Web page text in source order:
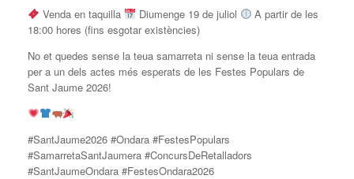
Venda en taquilla
Diumenge 19 de juliol
A partir de les
18:00 hores (fins esgotar existències)
No et quedes sense la teua samarreta ni sense la teua entrada
per a un dels actes més esperats de les Festes Populars de
Sant Jaume 2026!
#SantJaume2026 #Ondara #FestesPopulars
#SamarretaSantJaumera #ConcursDeRetalladors
#SantJaumeOndara #FestesOndara2026